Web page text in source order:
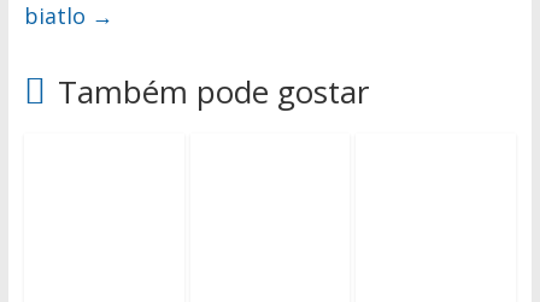
biatlo →
Também pode gostar